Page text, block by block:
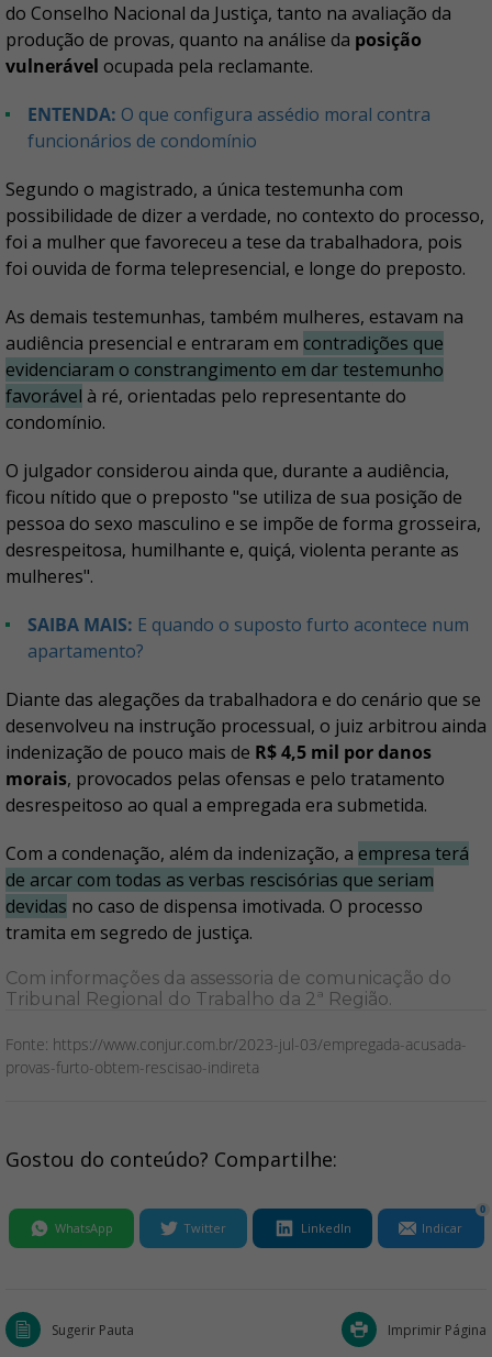
do Conselho Nacional da Justiça, tanto na avaliação da
produção de provas, quanto na análise da posição
vulnerável ocupada pela reclamante.
ENTENDA: O que configura assédio moral contra
funcionários de condomínio
Segundo o magistrado, a única testemunha com
possibilidade de dizer a verdade, no contexto do processo,
foi a mulher que favoreceu a tese da trabalhadora, pois
foi ouvida de forma telepresencial, e longe do preposto.
As demais testemunhas, também mulheres, estavam na
audiência presencial e entraram em contradições que
evidenciaram o constrangimento em dar testemunho
favorável à ré, orientadas pelo representante do
condomínio.
O julgador considerou ainda que, durante a audiência,
ficou nítido que o preposto "se utiliza de sua posição de
pessoa do sexo masculino e se impõe de forma grosseira,
desrespeitosa, humilhante e, quiçá, violenta perante as
mulheres".
SAIBA MAIS: E quando o suposto furto acontece num
apartamento?
Diante das alegações da trabalhadora e do cenário que se
desenvolveu na instrução processual, o juiz arbitrou ainda
indenização de pouco mais de R$ 4,5 mil por danos
morais, provocados pelas ofensas e pelo tratamento
desrespeitoso ao qual a empregada era submetida.
Com a condenação, além da indenização, a empresa terá
de arcar com todas as verbas rescisórias que seriam
devidas no caso de dispensa imotivada. O processo
tramita em segredo de justiça.
Com informações da assessoria de comunicação do
Tribunal Regional do Trabalho da 2ª Região.
Fonte: https://www.conjur.com.br/2023-jul-03/empregada-acusada-
provas-furto-obtem-rescisao-indireta
Gostou do conteúdo? Compartilhe:
WhatsApp Twitter LinkedIn Indicar
0
Sugerir Pauta Imprimir Página